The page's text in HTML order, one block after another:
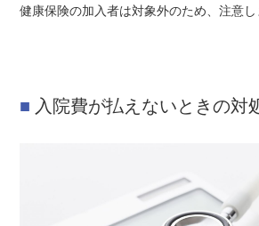
健康保険の加入者は対象外のため、注意し
入院費が払えないときの対